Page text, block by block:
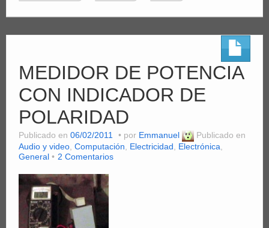
MEDIDOR DE POTENCIA
CON INDICADOR DE
POLARIDAD
Publicado en 06/02/2011 por Emmanuel
Publicado en
Audio y video Computación Electricidad Electrónica
General
2 Comentarios